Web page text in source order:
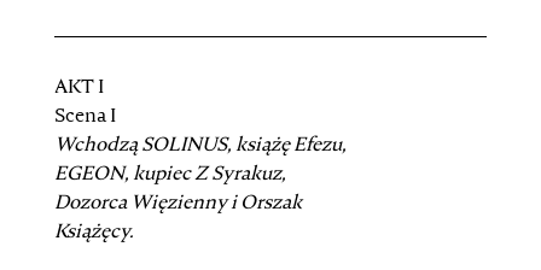
AKT I
Scena I
WchodząSOLINUS, książę Efezu,
EGEON, kupiecZ Syrakuz,
Dozorca Więzienny i Orszak
Książęcy.